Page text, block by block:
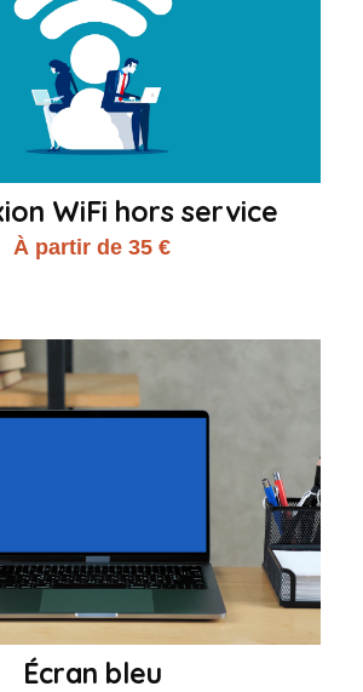
WiFi hors service
À partir de 35 €
Écran bleu